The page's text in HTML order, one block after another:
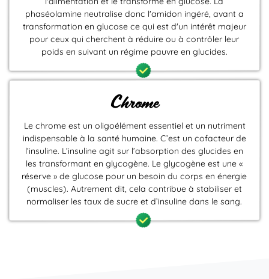
phaséolamine neutralise donc l'amidon ingéré, avant a
transformation en glucose ce qui est d'un intérêt majeur
pour ceux qui cherchent à réduire ou à contrôler leur
poids en suivant un régime pauvre en glucides.
Chrome
Le chrome est un oligoélément essentiel et un nutriment
indispensable à la santé humaine. C’est un cofacteur de
l’insuline. L’insuline agit sur l’absorption des glucides en
les transformant en glycogène. Le glycogène est une «
réserve » de glucose pour un besoin du corps en énergie
(muscles). Autrement dit, cela contribue à stabiliser et
normaliser les taux de sucre et d’insuline dans le sang.